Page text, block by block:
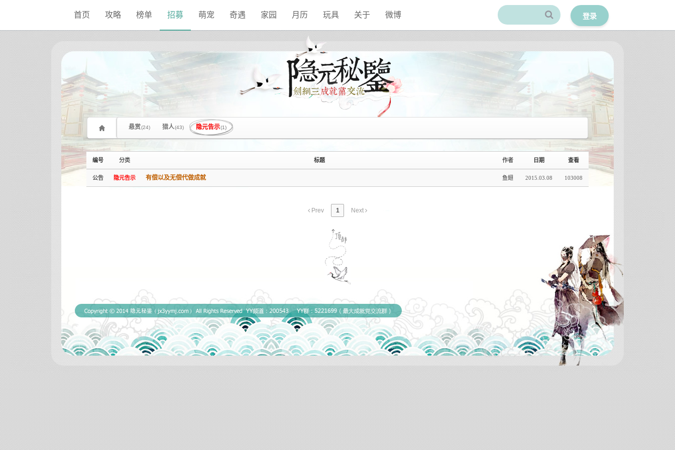
首页 攻略 榜单 招募 萌宠 奇遇 家园 月历 玩具 关于 微博 登录
悬赏(24) 猎人(43) 隐元告示(1)
编号 分类 标题 作者 日期 查看
公告 隐元告示 有偿以及无偿代做成就 鱼翅 2015.03.08 103008
Prev 1 Next
Sketchbook5, 스케치북5
Sketchbook5, 스케치북5